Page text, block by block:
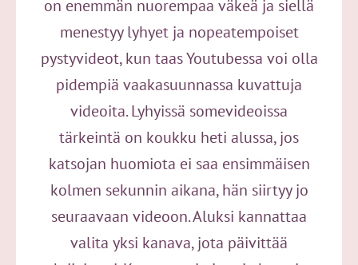
on enemmän nuorempaa väkeä ja siellä
menestyy lyhyet ja nopeatempoiset
pystyvideot, kun taas Youtubessa voi olla
pidempiä vaakasuunnassa kuvattuja
videoita. Lyhyissä somevideoissa
tärkeintä on koukku heti alussa, jos
katsojan huomiota ei saa ensimmäisen
kolmen sekunnin aikana, hän siirtyy jo
seuraavaan videoon. Aluksi kannattaa
valita yksi kanava, jota päivittää